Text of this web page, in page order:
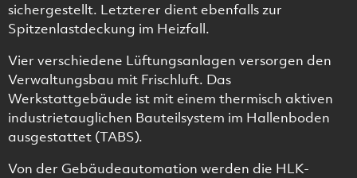
sichergestellt. Letzterer dient ebenfalls zur
Spitzenlastdeckung im Heizfall.
Vier verschiedene Lüftungsanlagen versorgen den
Verwaltungsbau mit Frischluft. Das
Werkstattgebäude ist mit einem thermisch aktiven
industrietauglichen Bauteilsystem im Hallenboden
ausgestattet (TABS).
Von der Gebäudeautomation werden die HLK-